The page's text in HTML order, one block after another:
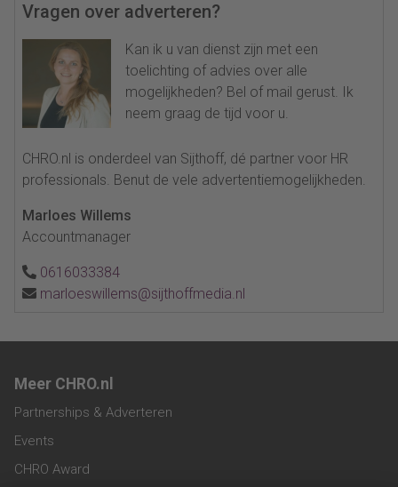
Vragen over adverteren?
Kan ik u van dienst zijn met een
toelichting of advies over alle
mogelijkheden? Bel of mail gerust. Ik
neem graag de tijd voor u.
CHRO.nl is onderdeel van Sijthoff, dé partner voor HR
professionals. Benut de vele advertentiemogelijkheden.
Marloes Willems
Accountmanager
0616033384
marloeswillems@sijthoffmedia.nl
Meer CHRO.nl
Partnerships & Adverteren
Events
CHRO Award